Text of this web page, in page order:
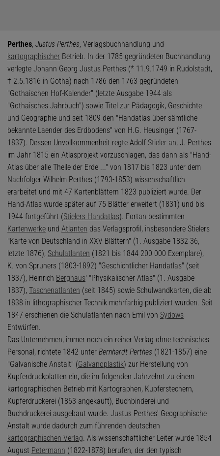
Perthes, Justus Perthes, Verlagsbuchhandlung und
kartographischer Betrieb. In der 1785 gegründeten Buchhandlung
verlegte Johann Georg Justus Perthes (* 11.9.1749 in Rudolstadt,
† 2.5.1816 in Gotha) nach 1786 den 1763 gegründeten
"Gothaischen Hof-Kalender" (letzte Ausgabe 1944 als
"Gothaisches Jahrbuch") sowie Titel zur Pädagogik, Geschichte
und Geographie und seit 1809 den "Handatlas über sämtliche
bekannte Laender des Erdbodens" von H.G. Heusinger (1767-
1837). Dessen Unvollkommenheit regte Adolf Stieler an, J. Perthes
im Jahr 1815 ein Atlasprojekt vorzuschlagen, das dann als "Hand-
Atlas über alle Theile der Erde ..." von 1817 bis 1823 unter dem
Nachfolger Wilhelm Perthes (1793-1853) wissenschaftlich
erarbeitet und mit 47 Kartenblättern 1823 publiziert wurde. Der
Hand-Atlas wurde später auf 75 Blätter erweitert (1831) und bis
1944 fortgeführt (Stielers Handatlas). Fortan bestimmten
Kartenwerke und Atlanten das Verlagsprofil, insbesondere Stielers
"Karte von Deutschland in XXV Blättern" (1. Ausgabe 1832-36,
letzte 1876), Schulatlanten (1821 bis 1844 200 000 Exemplare),
K. von Spruners (1803-1892) "Geschichtlicher Handatlas" (seit
1837), Heinrich Berghaus' "Physikalischer Atlas" (1. Ausgabe
1837), Taschenatlanten (seit 1845) sowie Schulwandkarten, die ab
1838 in lithographischer Technik mehrfarbig publiziert wurden. Seit
1847 erschienen die Schulatlanten nach Emil von Sydows
Entwürfen.
Das Unternehmen, immer noch ein reiner Verlag ohne technisches
Personal, richtete 1842 unter Bernhardt Perthes (1821-1857) eine
"Galvanische Anstalt" (Galvanoplastik) zur Herstellung von
Kupferdruckplatten ein, die im folgenden Jahrzehnt zu einem
kartographischen Betrieb mit Kartographen, Kupferstechern,
Kupferdruckerei (1863 angekauft), Buchbinderei und
Buchdruckerei ausgebaut wurde. Justus Perthes' Geographische
Anstalt wurde dadurch zum führenden deutschen
kartographischen Verlag. Als wissenschaftlicher Leiter wurde 1854
August Petermann (1822-1878) berufen, der den typisch